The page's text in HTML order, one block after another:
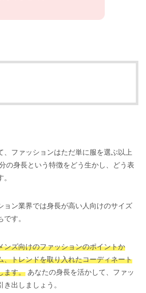
、ファッションはただ単に服を選ぶ以上
の身長という特徴をどう生かし、どう表
ョン業界では身長が高い人向けのサイズ
す。
ンズ向けのファッションのポイントか
、トレンドを取り入れたコーディネート
ます。 あなたの身長を活かして、ファッ
出しましょう。